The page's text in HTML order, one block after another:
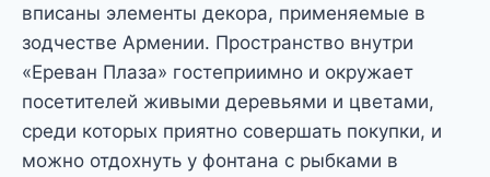
вписаны элементы декора, применяемые в
зодчестве Армении. Пространство внутри
«Ереван Плаза» гостеприимно и окружает
посетителей живыми деревьями и цветами,
среди которых приятно совершать покупки, и
можно отдохнуть у фонтана с рыбками в